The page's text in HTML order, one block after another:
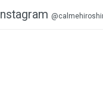
Instagram